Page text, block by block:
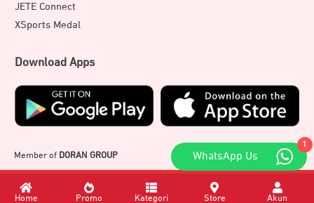
JETE Connect
XSports Medal
Download Apps
Member of DORAN GROUP
1
WhatsApp Us
Home Promo Kategori Store Akun